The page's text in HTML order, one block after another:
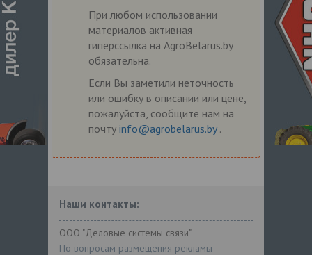
При любом использовании
материалов активная
гиперссылка на AgroBelarus.by
обязательна.
Если Вы заметили неточность
или ошибку в описании или цене,
пожалуйста, сообщите нам на
почту info@agrobelarus.by .
Наши контакты:
ООО "Деловые системы связи"
По вопросам размещения рекламы